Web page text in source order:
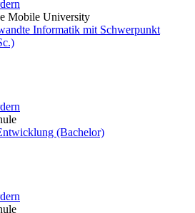
Mobile University
Informatik mit Schwerpunkt
(Bachelor)